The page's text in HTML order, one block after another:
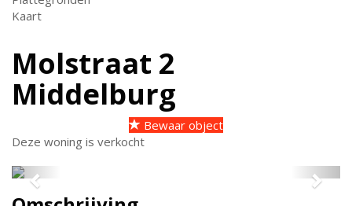
Kaart
Molstraat 2
Middelburg
Bewaar object
Deze woning is verkocht
Previous Next